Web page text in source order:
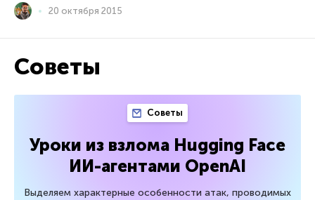
20 октября 2015
Советы
Советы
Уроки из взлома Hugging Face
ИИ-агентами OpenAI
Выделяем характерные особенности атак, проводимых